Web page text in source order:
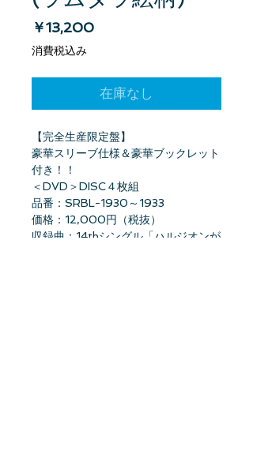
￥13,200価格
消費税込み
在庫なし
【完全生産限定盤】
豪華スリーブ仕様＆豪華ブックレット
付き！！
＜DVD＞DISC４枚組
品番：SRBL-1930～1933
価格：12,000円（税抜）
収録曲：14thシングル「ハルジオンが